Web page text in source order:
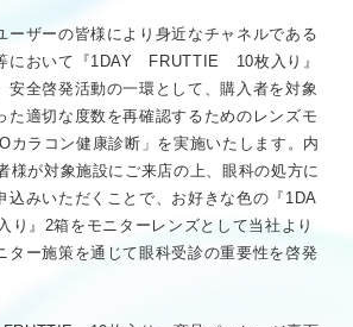
ーザーの皆様により身近なチャネルである
において『1DAY FRUTTIE 10枚入り』
安全啓発活動の一環として、購入者を対象
た適切な度数を再確認するためのレンズモ
カラコン健康診断」を実施いたします。内
様が対象施設にご来店の上、眼科の処方に
込みいただくことで、お好きな色の『1DA
』2箱をモニターレンズとして当社より
ター施策を通じて眼科受診の重要性を啓発